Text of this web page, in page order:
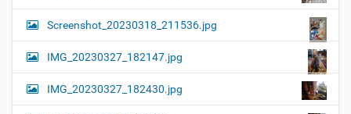
Screenshot_20230318_211536.jpg
IMG_20230327_182147.jpg
IMG_20230327_182430.jpg